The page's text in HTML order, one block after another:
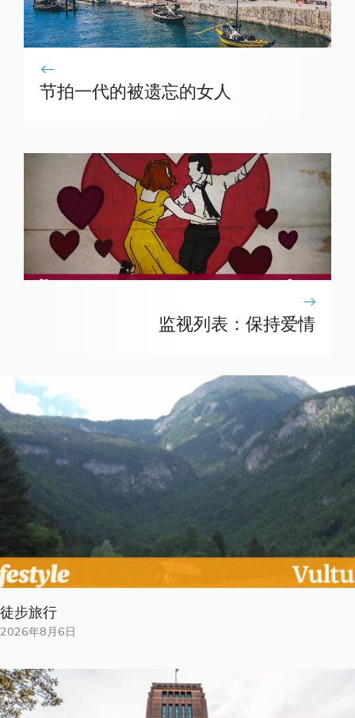
节拍一代的被遗忘的女人
监视列表：保持爱情
徒步旅行
2026年8月6日